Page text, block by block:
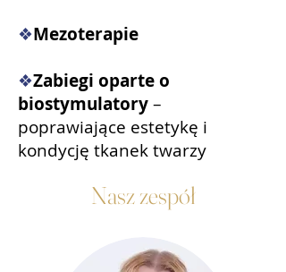
❖Mezoterapie
❖Zabiegi oparte o
biostymulatory–
poprawiające estetykę i
kondycję tkanek twarzy
Nasz zespół